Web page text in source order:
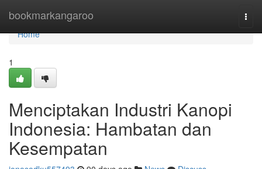
bookmarkangaroo
Home
Home
1
Menciptakan Industri Kanopi
Indonesia: Hambatan dan
Kesempatan